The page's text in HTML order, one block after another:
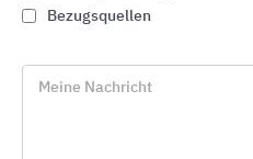
Bezugsquellen
Meine Nachricht